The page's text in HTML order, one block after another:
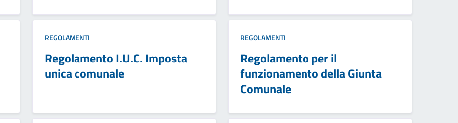
REGOLAMENTI
Regolamento I.U.C. Imposta
unica comunale
REGOLAMENTI
Regolamento per il
funzionamento della Giunta
Comunale